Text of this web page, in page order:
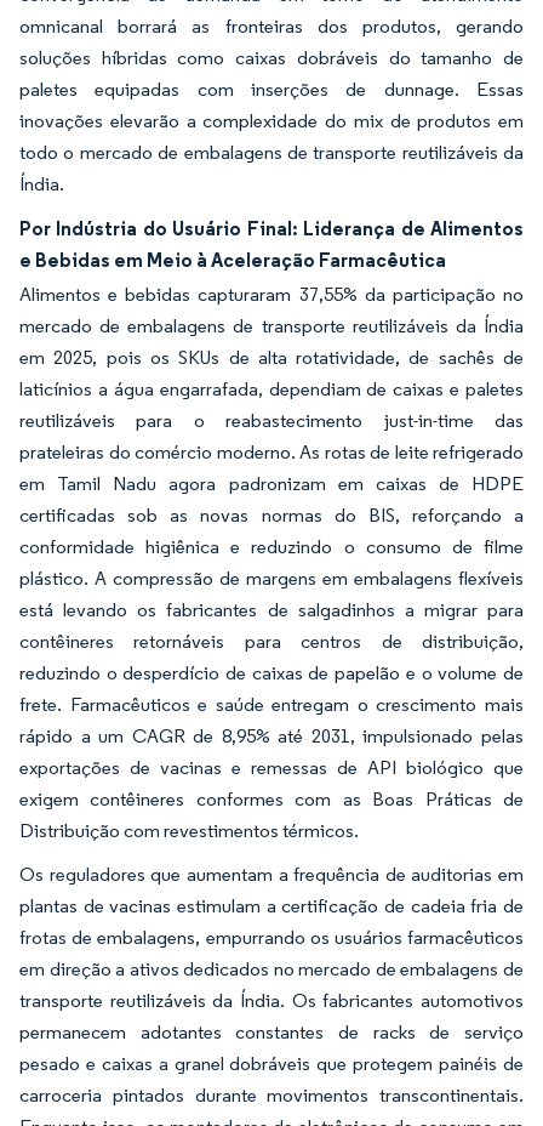
omnicanal borrará as fronteiras dos produtos, gerando
soluções híbridas como caixas dobráveis do tamanho de
paletes equipadas com inserções de dunnage. Essas
inovações elevarão a complexidade do mix de produtos em
todo o mercado de embalagens de transporte reutilizáveis da
Índia.
Por Indústria do Usuário Final: Liderança de Alimentos
e Bebidas em Meio à Aceleração Farmacêutica
Alimentos e bebidas capturaram 37,55% da participação no
mercado de embalagens de transporte reutilizáveis da Índia
em 2025, pois os SKUs de alta rotatividade, de sachês de
laticínios a água engarrafada, dependiam de caixas e paletes
reutilizáveis para o reabastecimento just-in-time das
prateleiras do comércio moderno. As rotas de leite refrigerado
em Tamil Nadu agora padronizam em caixas de HDPE
certificadas sob as novas normas do BIS, reforçando a
conformidade higiênica e reduzindo o consumo de filme
plástico. A compressão de margens em embalagens flexíveis
está levando os fabricantes de salgadinhos a migrar para
contêineres retornáveis para centros de distribuição,
reduzindo o desperdício de caixas de papelão e o volume de
frete. Farmacêuticos e saúde entregam o crescimento mais
rápido a um CAGR de 8,95% até 2031, impulsionado pelas
exportações de vacinas e remessas de API biológico que
exigem contêineres conformes com as Boas Práticas de
Distribuição com revestimentos térmicos.
Os reguladores que aumentam a frequência de auditorias em
plantas de vacinas estimulam a certificação de cadeia fria de
frotas de embalagens, empurrando os usuários farmacêuticos
em direção a ativos dedicados no mercado de embalagens de
transporte reutilizáveis da Índia. Os fabricantes automotivos
permanecem adotantes constantes de racks de serviço
pesado e caixas a granel dobráveis que protegem painéis de
carroceria pintados durante movimentos transcontinentais.